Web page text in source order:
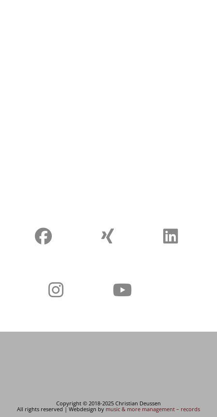
Copyright © 2018-2025 Christian Deussen
All rights reserved | Webdesign by music & more management – records